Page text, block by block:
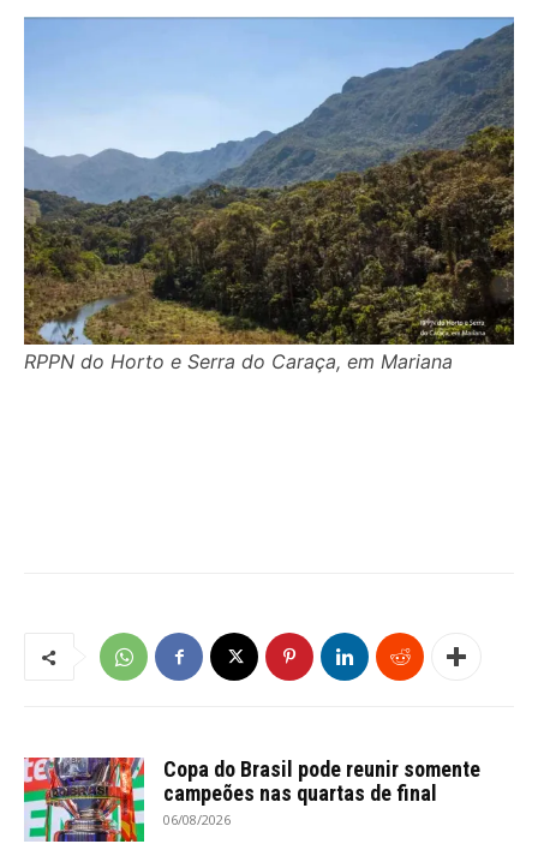
RPPN do Horto e Serra do Caraça, em Mariana
Copa do Brasil pode reunir somente
campeões nas quartas de final
06/08/2026